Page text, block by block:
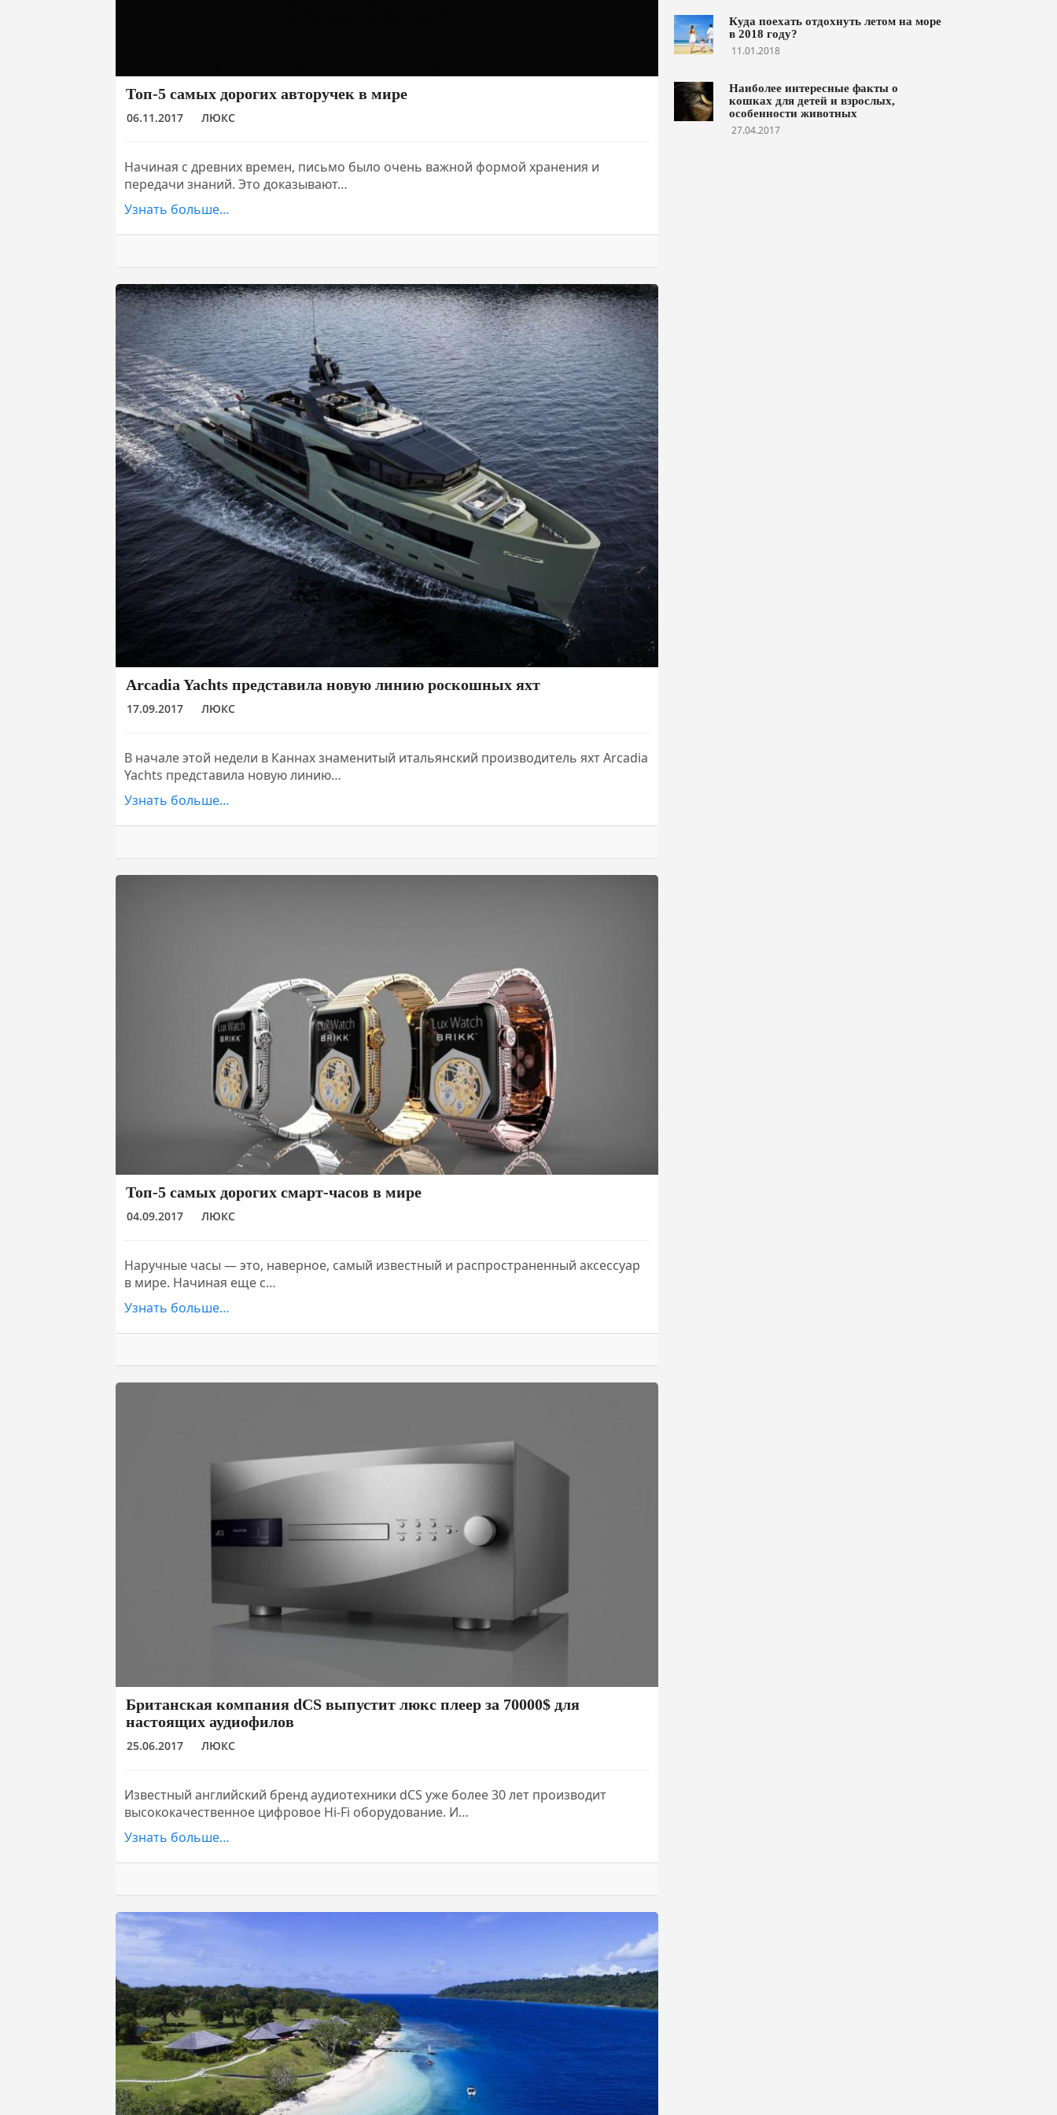
Топ-5 самых дорогих авторучек в мире
06.11.2017 ЛЮКС
Начиная с древних времен, письмо было очень важной формой хранения и
передачи знаний. Это доказывают…
Узнать больше…
Arcadia Yachts представила новую линию роскошных яхт
17.09.2017 ЛЮКС
В начале этой недели в Каннах знаменитый итальянский производитель яхт Arcadia
Yachts представила новую линию…
Узнать больше…
Топ-5 самых дорогих смарт-часов в мире
04.09.2017 ЛЮКС
Наручные часы — это, наверное, самый известный и распространенный аксессуар
в мире. Начиная еще с…
Узнать больше…
Британская компания dCS выпустит люкс плеер за 70000$ для
настоящих аудиофилов
25.06.2017 ЛЮКС
Известный английский бренд аудиотехники dCS уже более 30 лет производит
высококачественное цифровое Hi-Fi оборудование. И…
Узнать больше…
Куда поехать отдохнуть летом на море
в 2018 году?
11.01.2018
Наиболее интересные факты о
кошках для детей и взрослых,
особенности животных
27.04.2017